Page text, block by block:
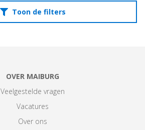
Toon de filters
OVER MAIBURG
Veelgestelde vragen
Vacatures
Over ons